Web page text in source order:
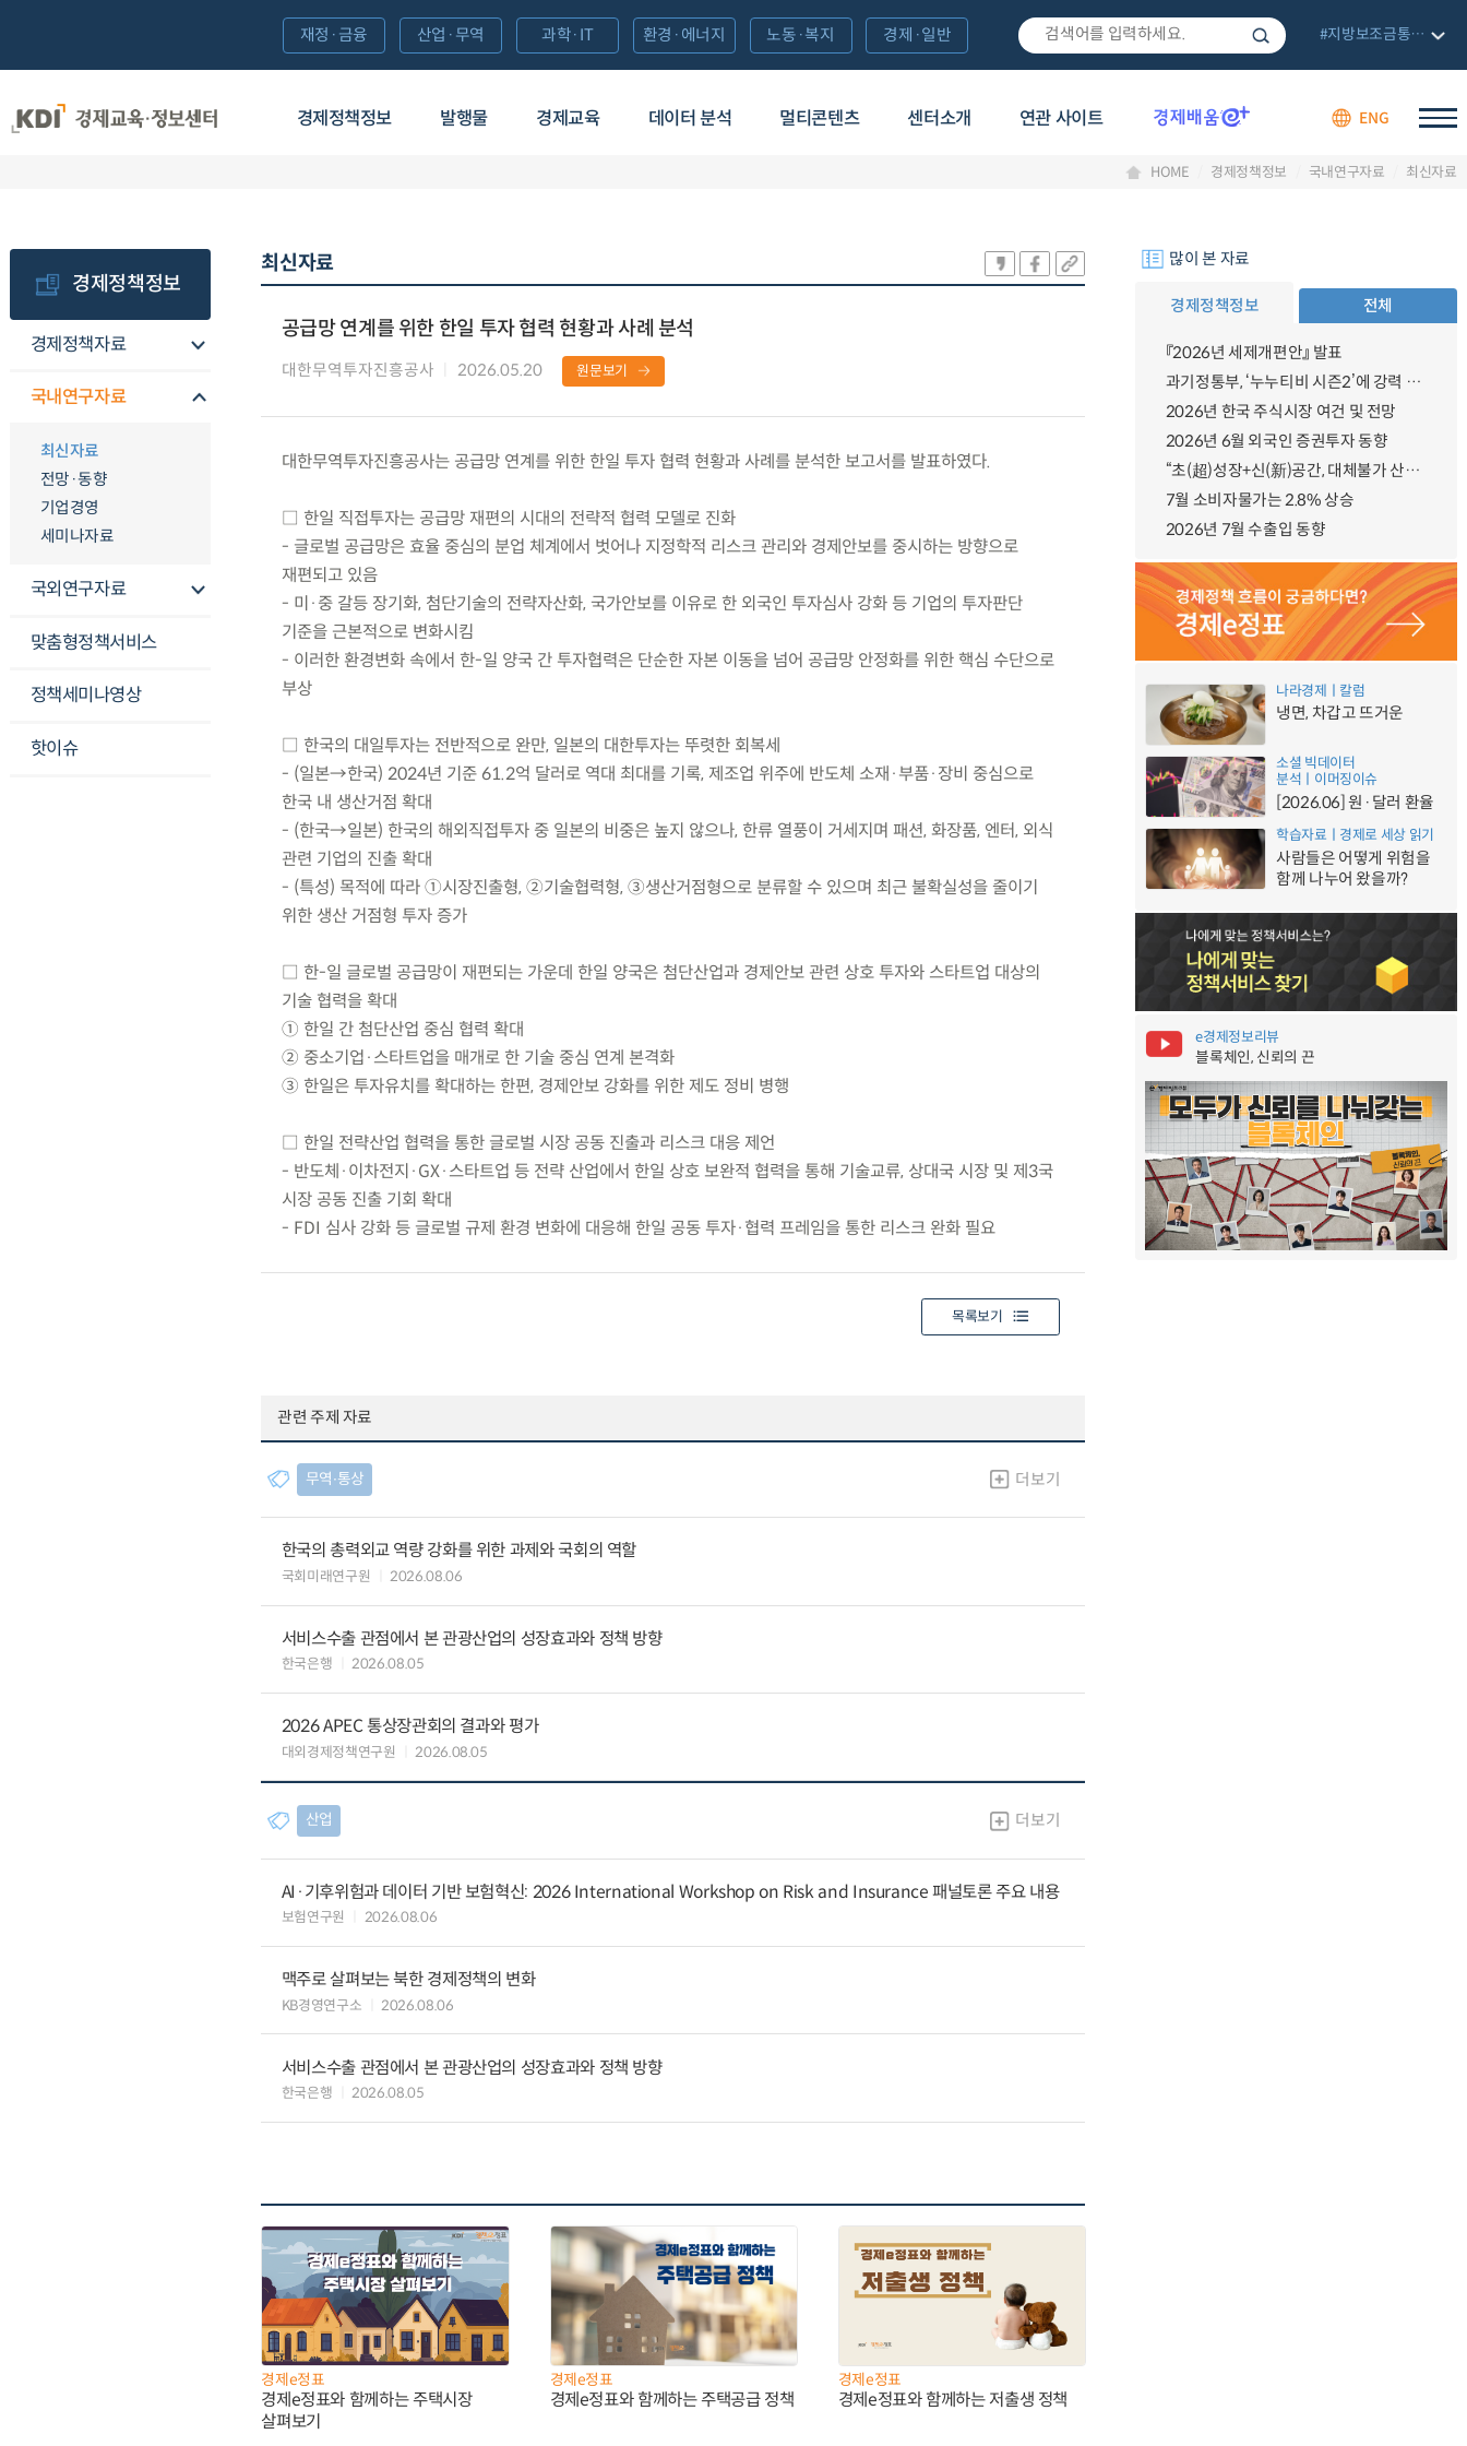
경제정책정보 발행물 경제교육 데이터 분석 멀티콘텐츠 센터소개 연관 사이트 ENG
재정·금융 산업·무역 과학·IT 환경·에너지 노동·복지 경제·일반 #지방보조금통합관리망
HOME 경제정책정보 국내연구자료 최신자료
경제정책정보
경제정책자료
국내연구자료
최신자료
전망·동향
기업경영
세미나자료
국외연구자료
맞춤형정책서비스
정책세미나영상
핫이슈
최신자료
공급망 연계를 위한 한일 투자 협력 현황과 사례 분석
대한무역투자진흥공사 2026.05.20 원문보기
대한무역투자진흥공사는 공급망 연계를 위한 한일 투자 협력 현황과 사례를 분석한 보고서를 발표하였다.
□ 한일 직접투자는 공급망 재편의 시대의 전략적 협력 모델로 진화
- 글로벌 공급망은 효율 중심의 분업 체계에서 벗어나 지정학적 리스크 관리와 경제안보를 중시하는 방향으로
재편되고 있음
- 미·중 갈등 장기화, 첨단기술의 전략자산화, 국가안보를 이유로 한 외국인 투자심사 강화 등 기업의 투자판단
기준을 근본적으로 변화시킴
- 이러한 환경변화 속에서 한-일 양국 간 투자협력은 단순한 자본 이동을 넘어 공급망 안정화를 위한 핵심 수단으로
부상
□ 한국의 대일투자는 전반적으로 완만, 일본의 대한투자는 뚜렷한 회복세
- (일본→한국) 2024년 기준 61.2억 달러로 역대 최대를 기록, 제조업 위주에 반도체 소재·부품·장비 중심으로
한국 내 생산거점 확대
- (한국→일본) 한국의 해외직접투자 중 일본의 비중은 높지 않으나, 한류 열풍이 거세지며 패션, 화장품, 엔터, 외식
관련 기업의 진출 확대
- (특성) 목적에 따라 ①시장진출형, ②기술협력형, ③생산거점형으로 분류할 수 있으며 최근 불확실성을 줄이기
위한 생산 거점형 투자 증가
□ 한-일 글로벌 공급망이 재편되는 가운데 한일 양국은 첨단산업과 경제안보 관련 상호 투자와 스타트업 대상의
기술 협력을 확대
① 한일 간 첨단산업 중심 협력 확대
② 중소기업·스타트업을 매개로 한 기술 중심 연계 본격화
③ 한일은 투자유치를 확대하는 한편, 경제안보 강화를 위한 제도 정비 병행
□ 한일 전략산업 협력을 통한 글로벌 시장 공동 진출과 리스크 대응 제언
- 반도체·이차전지·GX·스타트업 등 전략 산업에서 한일 상호 보완적 협력을 통해 기술교류, 상대국 시장 및 제3국
시장 공동 진출 기회 확대
- FDI 심사 강화 등 글로벌 규제 환경 변화에 대응해 한일 공동 투자·협력 프레임을 통한 리스크 완화 필요
목록보기
관련 주제 자료
무역∙통상 더보기
한국의 총력외교 역량 강화를 위한 과제와 국회의 역할
국회미래연구원 2026.08.06
서비스수출 관점에서 본 관광산업의 성장효과와 정책 방향
한국은행 2026.08.05
2026 APEC 통상장관회의 결과와 평가
대외경제정책연구원 2026.08.05
산업 더보기
AI·기후위험과 데이터 기반 보험혁신: 2026 International Workshop on Risk and Insurance 패널토론 주요 내용
보험연구원 2026.08.06
맥주로 살펴보는 북한 경제정책의 변화
KB경영연구소 2026.08.06
서비스수출 관점에서 본 관광산업의 성장효과와 정책 방향
한국은행 2026.08.05
경제e정표
경제e정표와 함께하는 주택시장
살펴보기
경제e정표
경제e정표와 함께하는 주택공급 정책
경제e정표
경제e정표와 함께하는 저출생 정책
많이 본 자료
경제정책정보 전체
『2026년 세제개편안』 발표
과기정통부, ‘누누티비 시즌2’에 강력 대응 의지 밝혀
2026년 한국 주식시장 여건 및 전망
2026년 6월 외국인 증권투자 동향
“초(超)성장+신(新)공간, 대체불가 산업강국”
7월 소비자물가는 2.8% 상승
2026년 7월 수출입 동향
나라경제ㅣ칼럼
냉면, 차갑고 뜨거운
소셜 빅데이터
분석ㅣ이머징이슈
[2026.06] 원·달러 환율
학습자료ㅣ경제로 세상 읽기
사람들은 어떻게 위험을
함께 나누어 왔을까?
e경제정보리뷰
블록체인, 신뢰의 끈